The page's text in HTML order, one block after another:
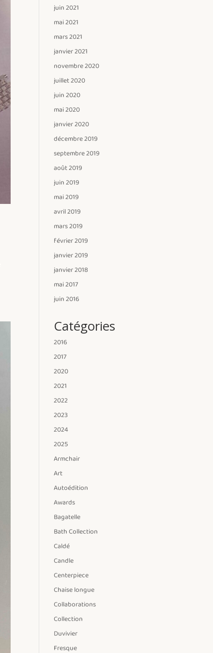
juin 2021
mai 2021
mars 2021
janvier 2021
novembre 2020
juillet 2020
juin 2020
mai 2020
janvier 2020
décembre 2019
septembre 2019
août 2019
juin 2019
mai 2019
avril 2019
mars 2019
février 2019
janvier 2019
janvier 2018
mai 2017
juin 2016
Catégories
2016
2017
2020
2021
2022
2023
2024
2025
Armchair
Art
Autoédition
Awards
Bagatelle
Bath Collection
Caldé
Candle
Centerpiece
Chaise longue
Collaborations
Collection
Duvivier
Fresque